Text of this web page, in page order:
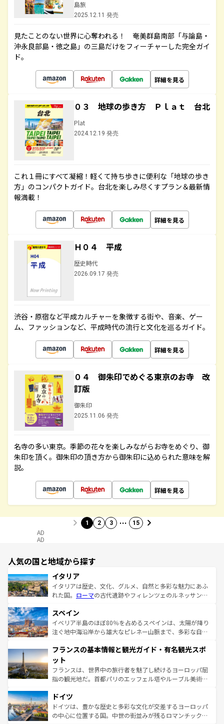
島旅
2025.12.11 発売
見たことのない世界に心奪われる！ 奄美群島南部「与論島・
沖永良部島・徳之島」の三島だけをフィーチャーした完全ガイ
ド。
詳細を見る
０３ 地球の歩き方 Ｐｌａｔ 台北
Plat
2024.12.19 発売
これ１冊にすべて凝縮！軽くて持ち歩きに便利な「地球の歩き
方」のコンパクトガイド。台北を楽しみ尽くすプラン＆最新情
報満載！
詳細を見る
Ｈ０４ 平成
歴史時代
2026.09.17 発売
渋谷・原宿など平成カルチャーを象徴する街や、音楽、ゲー
ム、ファッションなど、平成時代の流行と文化を巡るガイド。
詳細を見る
０４ 御朱印でめぐる東京のお寺 改
訂版
御朱印
2025.11.06 発売
名寺の多い東京。季節の花々を楽しみながらお寺をめぐり、御
朱印を頂く。御朱印の頂き方から御朱印に込められた意味を解
説。
詳細を見る
1 2 3 … 15
AD
AD
人気の国と地域から探す
イタリア
イタリアは歴史、文化、グルメ、自然と多彩な魅力にあふ
れた国。 ローマの古代遺跡やフィレンツェのルネッサンス
ろん、トスカーナの美しい田園風景やアマルフィ海岸の絶
景など、自然景観も見逃せない。観光の合間には、本場の
ピザやパスタなど、絶品のイタリア料理を堪能することも
ませてくれるイタリアで、忘れられない旅をしてみよう！
なお、新着のイタリア情報は
しい。
スペイン
イベリア半島のほぼ80％を占めるスペインは、太陽が降り
注ぐ地中海沿岸から雄大なピレネー山脈まで、多彩な自然
文化が根付くこの国では、情熱的なフラメンコ、熱気あふ
れる闘牛、そして美味しいタパスが生活の一部となってい
る。首都マドリードの洗練された雰囲気や、バルセロナの
アートに溢れた街角から、地方では古代ローマ遺跡や中世
せる。地方によって風土や気候が異なるスペインはその個
性で訪れる人を魅了する。 なお、新着のスペイン情報は コ
ンテンツ一覧を参照してほしい。
フランスの基本情報と観光ガイド・有名観光スポ
ット
フランスは、世界中の旅行者を魅了し続けるヨーロッパ屈
指の観光地だ。首都パリのエッフェル塔やルーブル美術館
で、幅広い魅力が詰まっている。華麗な宮殿、歴史的な大
聖堂、美しいビーチ、そして豊かな自然が、訪れる者を心
から魅了する。また、フランスは美食の国としても知ら
ドイツ
ドイツは、豊かな歴史と多彩な文化が交差するヨーロッパ
の中心に位置する国。中世の街並みが残るロマンチック街